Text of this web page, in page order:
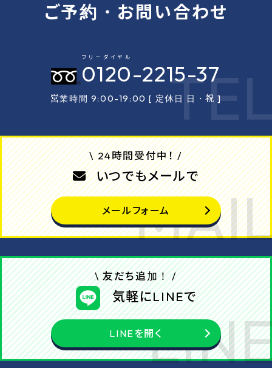
ご予約・お問い合わせ
0120
フリーダイヤル
-2215-37
営業時間 9:00-19:00 [ 定休日 日・祝 ]
\ 24時間受付中！ /
いつでもメールで
メールフォーム
\ 友だち追加！ /
気軽にLINEで
LINEを開く